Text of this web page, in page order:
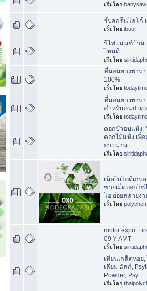
เริ่มโดย babysaw
รับสกรีนโลโก้
เริ่มโดย iboor
รีไฟแนนซ์บ้าน
ไหนดี
เริ่มโดย
ที่นอนยางพาร
100%
เริ่มโดย
ที่นอนยางพาร
สำหรับคนปวด
เริ่มโดย
ดอกบัวอบแห้ง:
ดอกไม้แห้ง เพื่
ยาวนาน
เริ่มโดย
เม็ดไบโอดีเกร
ขายเม็ดออกโซ
โอ ย่อยสลายง่า
เริ่มโดย
motor expo:
09 Y-AMT
เริ่มโดย
เทียนเกล็ดหอย
เลียม ฮัสก์,
Powder, Psy
เริ่มโดย